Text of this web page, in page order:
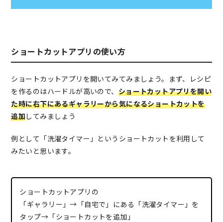
ショートカットアプリの使い方
ショートカットアプリを開いてみてみましょう。まず、レシピ
を作るのはハードルが高いので、 ショートカットアプリを開い
た時に右下にあるギャラリーから気になるショートカットを
追加してみましょう
例として「洗濯タイマー」というショートカットを利用して
みたいと思います。
ショートカットアプリの
「ギャラリー」→「自宅で」にある「洗濯タイマー」を
タップ→「ショートカットを追加」